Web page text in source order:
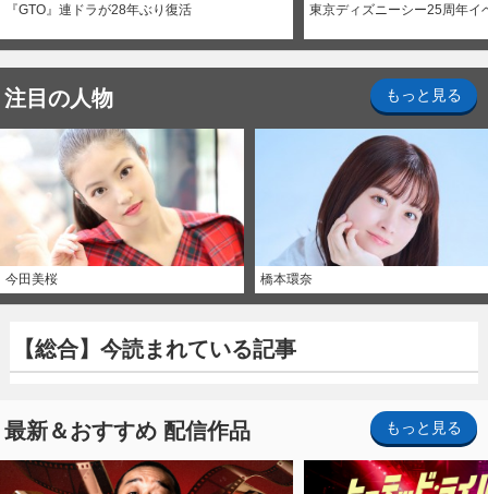
『GTO』連ドラが28年ぶり復活 東京ディズニーシー25周年イ
注目の人物 もっと見る
今田美桜 橋本環奈
【総合】今読まれている記事
最新＆おすすめ 配信作品 もっと見る